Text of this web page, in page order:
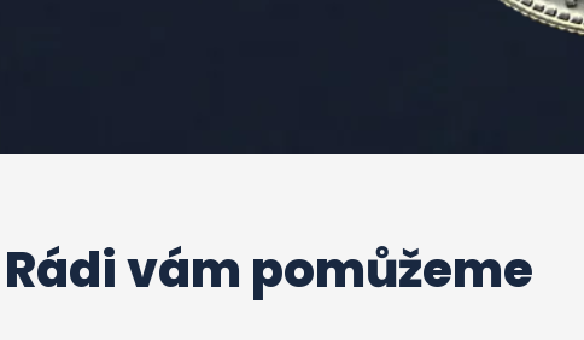
Rádi vám pomůžeme